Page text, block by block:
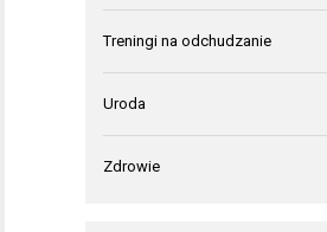
Treningi na odchudzanie
Uroda
Zdrowie